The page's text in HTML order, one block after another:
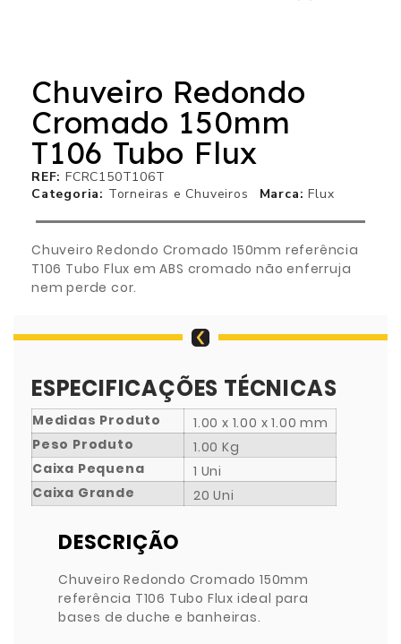
Chuveiro Redondo
Cromado 150mm
T106 Tubo Flux
REF FCRC150T106T
Categoria
Torneiras e Chuveiros Marca Flux
Chuveiro Redondo Cromado 150mm referência
T106 Tubo Flux em ABS cromado não enferruja
nem perde cor.
ESPECIFICAÇÕES TÉCNICAS
Medidas Produto
1.00 x 1.00 x 1.00 mm
Peso Produto
1.00 Kg
Caixa Pequena
1 Uni
Caixa Grande
20 Uni
DESCRIÇÃO
Chuveiro Redondo Cromado 150mm
referência T106 Tubo Flux ideal para
bases de duche e banheiras.